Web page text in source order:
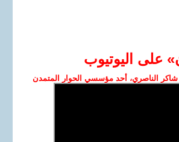
على اليوتيوب
الناصري، أحد مؤسسي الحوار المتمدن